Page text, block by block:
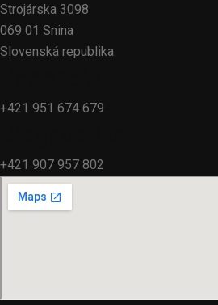
Strojárska 3098
069 01 Snina
Slovenská republika
+421 951 674 679
+421 907 957 802